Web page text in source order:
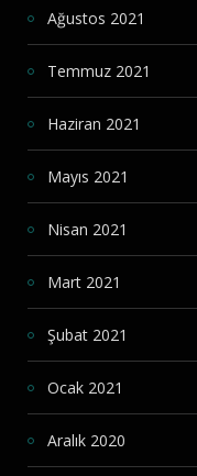
Ağustos 2021
Temmuz 2021
Haziran 2021
Mayıs 2021
Nisan 2021
Mart 2021
Şubat 2021
Ocak 2021
Aralık 2020